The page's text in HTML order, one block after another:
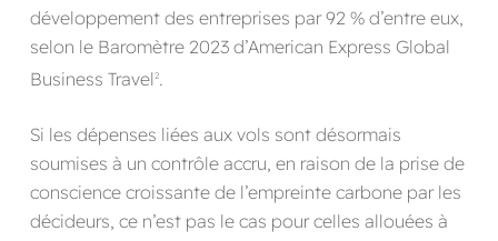
développement des entreprises par 92 % d’entre eux,
selon le Baromètre 2023 d’American Express Global
Business Travel2.
Si les dépenses liées aux vols sont désormais
soumises à un contrôle accru, en raison de la prise de
conscience croissante de l’empreinte carbone par les
décideurs, ce n’est pas le cas pour celles allouées à